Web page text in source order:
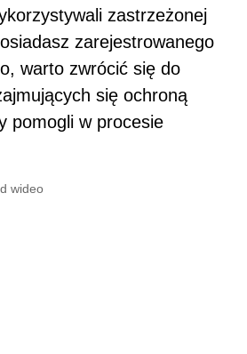
zastrzeżonej
zarejestrowanego
warto zwrócić się do
się ochroną
pomogli w procesie
wideo